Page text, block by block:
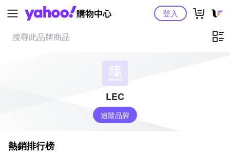
Yahoo購物中心登入
LEC
追蹤品牌
熱銷排行榜